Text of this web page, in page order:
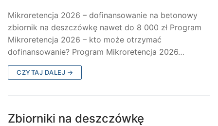
Mikroretencja 2026 – dofinansowanie na betonowy
zbiornik na deszczówkę nawet do 8 000 zł Program
Mikroretencja 2026 – kto może otrzymać
dofinansowanie? Program Mikroretencja 2026…
CZYTAJ DALEJ →
Zbiorniki na deszczówkę